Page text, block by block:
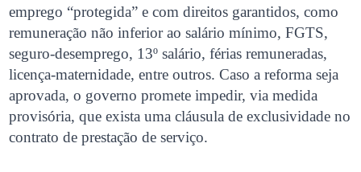
emprego “protegida” e com direitos garantidos, como
remuneração não inferior ao salário mínimo, FGTS,
seguro-desemprego, 13º salário, férias remuneradas,
licença-maternidade, entre outros. Caso a reforma seja
aprovada, o governo promete impedir, via medida
provisória, que exista uma cláusula de exclusividade no
contrato de prestação de serviço.